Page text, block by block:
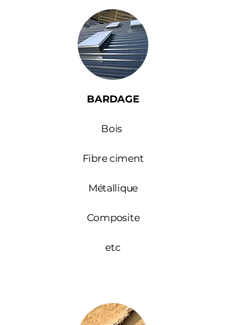
BARDAGE​
Bois ​
Fibre ciment
Métallique
Composite
etc